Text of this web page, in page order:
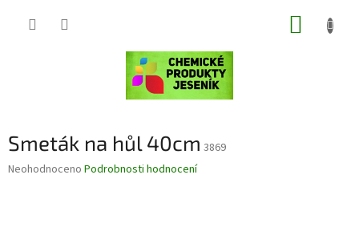
Smeták na hůl 40cm 3869
Průměrné
Neohodnoceno Podrobnosti hodnocení